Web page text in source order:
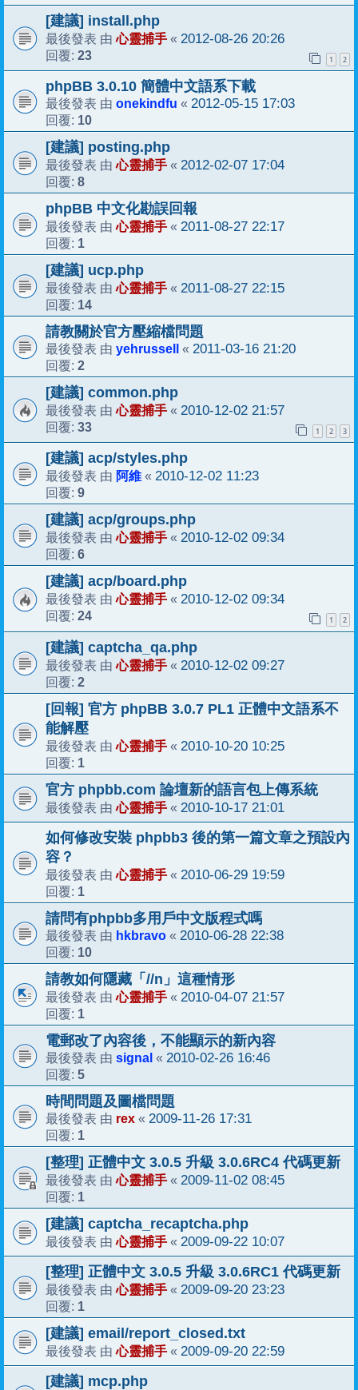
[建議] install.php
最後發表 由心靈捕手 « 2012-08-26 20:26
回覆: 23 1 2
phpBB 3.0.10 簡體中文語系下載
最後發表 由 onekindfu « 2012-05-15 17:03
回覆: 10
[建議] posting.php
最後發表 由心靈捕手 « 2012-02-07 17:04
回覆: 8
phpBB 中文化勘誤回報
最後發表 由心靈捕手 « 2011-08-27 22:17
回覆: 1
[建議] ucp.php
最後發表 由心靈捕手 « 2011-08-27 22:15
回覆: 14
請教關於官方壓縮檔問題
最後發表 由 yehrussell « 2011-03-16 21:20
回覆: 2
[建議] common.php
最後發表 由心靈捕手 « 2010-12-02 21:57
回覆: 33 1 2 3
[建議] acp/styles.php
最後發表 由 阿維 « 2010-12-02 11:23
回覆: 9
[建議] acp/groups.php
最後發表 由心靈捕手 « 2010-12-02 09:34
回覆: 6
[建議] acp/board.php
最後發表 由心靈捕手 « 2010-12-02 09:34
回覆: 24 1 2
[建議] captcha_qa.php
最後發表 由心靈捕手 « 2010-12-02 09:27
回覆: 2
[回報] 官方 phpBB 3.0.7 PL1 正體中文語系不
能解壓
最後發表 由心靈捕手 « 2010-10-20 10:25
回覆: 1
官方 phpbb.com 論壇新的語言包上傳系統
最後發表 由心靈捕手 « 2010-10-17 21:01
如何修改安裝 phpbb3 後的第一篇文章之預設內
容？
最後發表 由心靈捕手 « 2010-06-29 19:59
回覆: 1
請問有phpbb多用戶中文版程式嗎
最後發表 由 hkbravo « 2010-06-28 22:38
回覆: 10
請教如何隱藏「//n」這種情形
最後發表 由心靈捕手 « 2010-04-07 21:57
回覆: 1
電郵改了內容後，不能顯示的新內容
最後發表 由 signal « 2010-02-26 16:46
回覆: 5
時間問題及圖檔問題
最後發表 由 rex « 2009-11-26 17:31
回覆: 1
[整理] 正體中文 3.0.5 升級 3.0.6RC4 代碼更新
最後發表 由心靈捕手 « 2009-11-02 08:45
回覆: 1
[建議] captcha_recaptcha.php
最後發表 由心靈捕手 « 2009-09-22 10:07
[整理] 正體中文 3.0.5 升級 3.0.6RC1 代碼更新
最後發表 由心靈捕手 « 2009-09-20 23:23
回覆: 1
[建議] email/report_closed.txt
最後發表 由心靈捕手 « 2009-09-20 22:59
[建議] mcp.php